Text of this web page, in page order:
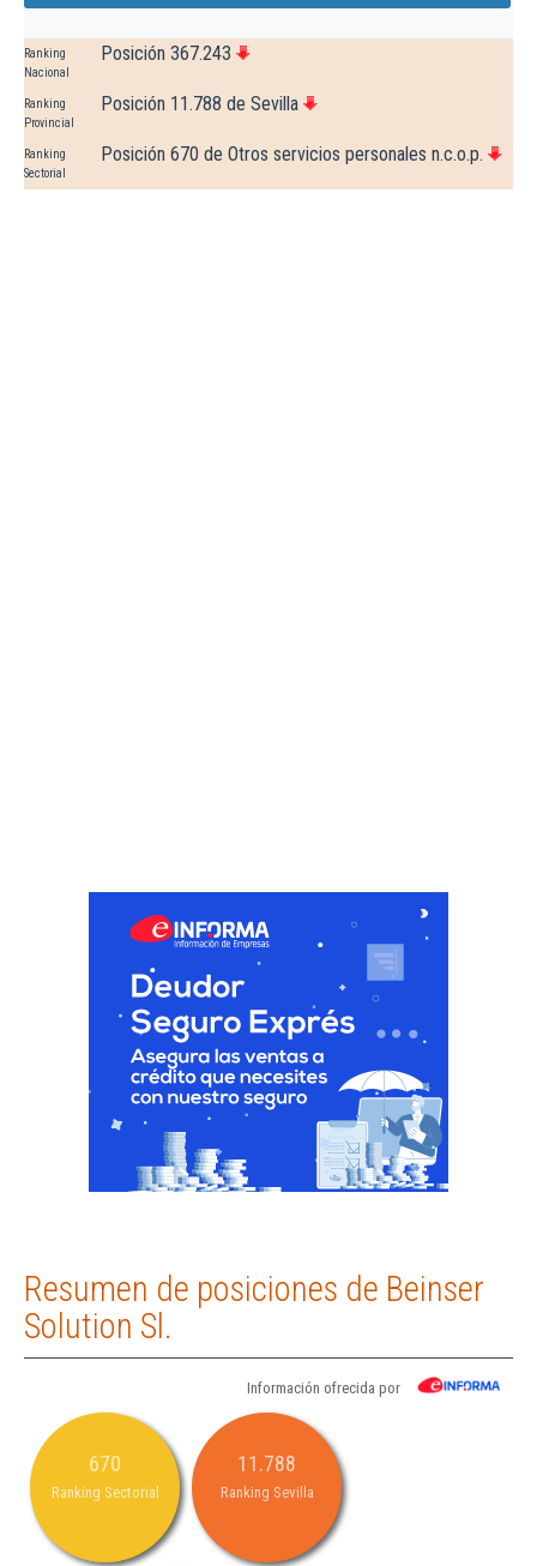
Ranking
Nacional
Posición 367.243
Ranking
Provincial
Posición 11.788 de Sevilla
Ranking
Sectorial
Posición 670 de Otros servicios personales n.c.o.p.
Resumen de posiciones de Beinser
Solution Sl.
Información ofrecida por
670
Ranking Sectorial
11.788
Ranking Sevilla